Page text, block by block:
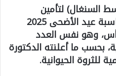
السنغال) لتأمين
احتياجاتها من الأغنام بمناسبة عيد الأضحى 2025
بنحو 50 ألف رأس، وهو نفس العدد
بحسب ما أعلنته الدكتورة
للثروة الحيوانية.